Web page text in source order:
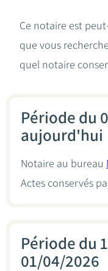
Le notaire
Ce notaire est
que vous
quel notaire
Période du
aujourd'hui
Notaire au bureau
Actes conservés
Période du
01/04/2026